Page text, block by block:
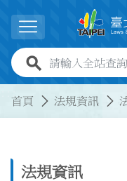
展開選單
全站查詢關鍵字
首頁 法規資訊
法規資訊